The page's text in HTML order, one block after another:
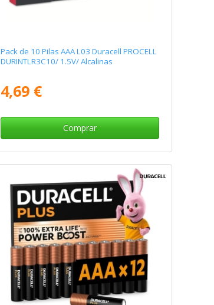
Pack de 10 Pilas AAA L03 Duracell PROCELL
DURINTLR3C10/ 1.5V/ Alcalinas
4,69 €
Comprar